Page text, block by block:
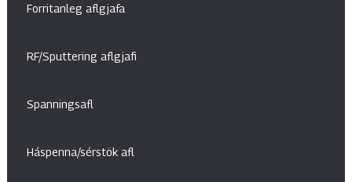
Forritanleg aflgjafa
RF/Sputtering aflgjafi
Spanningsafl
Háspenna/sérstök afl